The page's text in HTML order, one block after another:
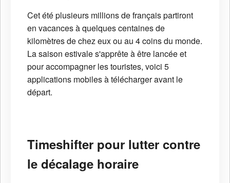
Cet été plusieurs millions de français partiront
en vacances à quelques centaines de
kilomètres de chez eux ou au 4 coins du monde.
La saison estivale s'apprête à être lancée et
pour accompagner les touristes, voici 5
applications mobiles à télécharger avant le
départ.
Timeshifter pour lutter contre
le décalage horaire